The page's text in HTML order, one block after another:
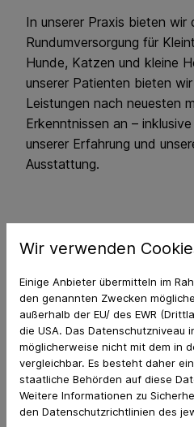
In unserer Praxis bieten wir
Rundumversorgung für
Hunde, Katzen und kleine
unserer Patienten bieten
Leistungen nach neuesten
Erkenntnissen an –
unserer Erfahrung und
Ausstattung.
Wir verwenden
Einige Anbieter übermitteln im
den genannten Zwecken
außerhalb der EU/ des EWR
die USA. Das Datenschutzniveau
möglicherweise nicht mit dem in
vergleichbar. Es besteht daher
staatliche Behörden auf diese
Weitere Informationen zu
den Datenschutzrichtlinien des